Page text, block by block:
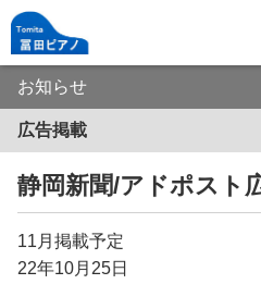
お知らせ
広告掲載
静岡新聞/アドポスト
11月掲載予定
22年10月25日